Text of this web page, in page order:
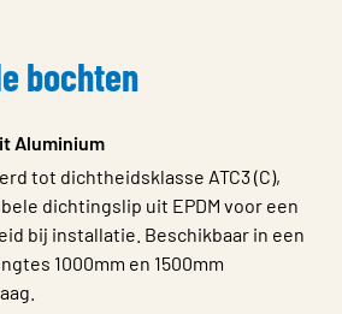
bochten
Aluminium
tot dichtheidsklasse ATC3 (C),
dichtingslip uit EPDM voor een
bij installatie. Beschikbaar in een
1000mm en 1500mm